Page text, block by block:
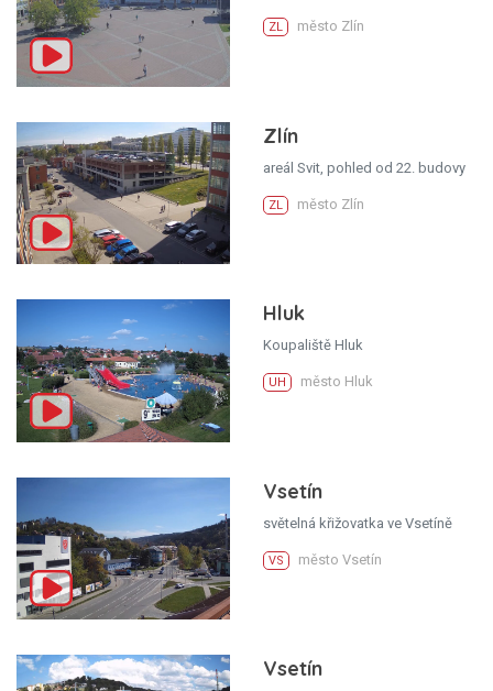
ZL město Zlín
Zlín
areál Svit, pohled od 22. budovy
ZL město Zlín
Hluk
Koupaliště Hluk
UH město Hluk
Vsetín
světelná křižovatka ve Vsetíně
VS město Vsetín
Vsetín